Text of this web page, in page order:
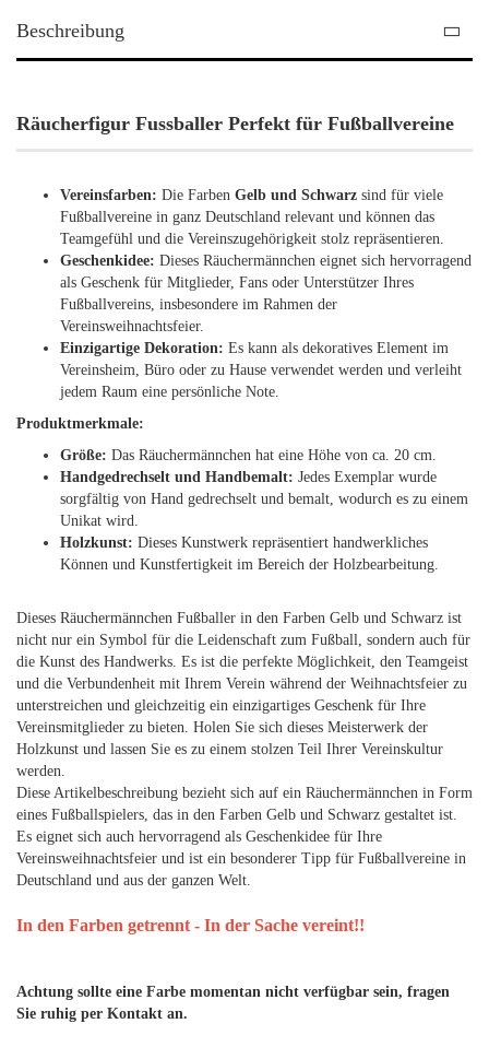
Beschreibung
Räucherfigur Fussballer Perfekt für Fußballvereine
Vereinsfarben: Die Farben Gelb und Schwarz sind für viele
Fußballvereine in ganz Deutschland relevant und können das
Teamgefühl und die Vereinszugehörigkeit stolz repräsentieren.
Geschenkidee: Dieses Räuchermännchen eignet sich hervorragend
als Geschenk für Mitglieder, Fans oder Unterstützer Ihres
Fußballvereins, insbesondere im Rahmen der
Vereinsweihnachtsfeier.
Einzigartige Dekoration: Es kann als dekoratives Element im
Vereinsheim, Büro oder zu Hause verwendet werden und verleiht
jedem Raum eine persönliche Note.
Produktmerkmale:
Größe: Das Räuchermännchen hat eine Höhe von ca. 20 cm.
Handgedrechselt und Handbemalt: Jedes Exemplar wurde
sorgfältig von Hand gedrechselt und bemalt, wodurch es zu einem
Unikat wird.
Holzkunst: Dieses Kunstwerk repräsentiert handwerkliches
Können und Kunstfertigkeit im Bereich der Holzbearbeitung.
Dieses Räuchermännchen Fußballer in den Farben Gelb und Schwarz ist
nicht nur ein Symbol für die Leidenschaft zum Fußball, sondern auch für
die Kunst des Handwerks. Es ist die perfekte Möglichkeit, den Teamgeist
und die Verbundenheit mit Ihrem Verein während der Weihnachtsfeier zu
unterstreichen und gleichzeitig ein einzigartiges Geschenk für Ihre
Vereinsmitglieder zu bieten. Holen Sie sich dieses Meisterwerk der
Holzkunst und lassen Sie es zu einem stolzen Teil Ihrer Vereinskultur
werden.
Diese Artikelbeschreibung bezieht sich auf ein Räuchermännchen in Form
eines Fußballspielers, das in den Farben Gelb und Schwarz gestaltet ist.
Es eignet sich auch hervorragend als Geschenkidee für Ihre
Vereinsweihnachtsfeier und ist ein besonderer Tipp für Fußballvereine in
Deutschland und aus der ganzen Welt.
In den Farben getrennt - In der Sache vereint!!
Achtung sollte eine Farbe momentan nicht verfügbar sein, fragen
Sie ruhig per Kontakt an.